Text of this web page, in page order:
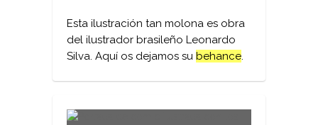
Esta ilustración tan molona es obra
del ilustrador brasileño Leonardo
Silva. Aquí os dejamos su behance.